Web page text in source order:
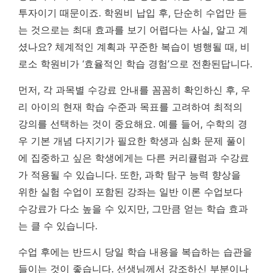
투자이기 때문이죠. 학원비 납입 후, 단순히 수업만 듣
는 것으로는 최대 효과를 보기 어렵다는 사실, 알고 계
셨나요? 체계적인 계획과 꾸준한 복습이 병행될 때, 비
로소 학원비가 ‘효율적인 학습 경험’으로 전환된답니다.
먼저, 각 과목별 수강료 안내를 꼼꼼히 확인하신 후, 우
리 아이의 현재 학습 수준과 목표를 고려하여 최적의
강의를 선택하는 것이 중요해요. 예를 들어, 수학의 경
우 기본 개념 다지기가 필요한 학생과 심화 문제 풀이
에 집중하고 싶은 학생에게는 다른 커리큘럼과 수강료
가 적용될 수 있습니다. 또한, 과학 탐구 능력 향상을
위한 실험 수업이 포함된 강좌는 일반 이론 수업보다
수강료가 다소 높을 수 있지만, 그만큼 얻는 학습 효과
는 클 수 있습니다.
수업 후에는 반드시 당일 학습 내용을 복습하는 습관을
들이는 것이 좋습니다. 선생님께서 강조하신 부분이나